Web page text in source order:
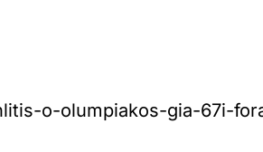
o-olumpiakos-gia-67i-